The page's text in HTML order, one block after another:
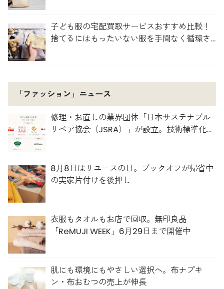
子ども服の宅配買取サービスおすすめ比較！
捨てるにはもったいない服を手間なく循環さ
「ファッション」ニュース
修理・お直しの業界団体「日本サステナブル
リペア協会（JSRA）」が設立。技術標準化や
8月8日はリユースの日。ブックオフが帰省中
の実家片付けを後押し
衣服もタオルもお店で回収。無印良品
「ReMUJI WEEK」6月29日まで開催中
肌にも環境にもやさしい選択へ。布ナプキ
ン・布おむつの売上が伸長